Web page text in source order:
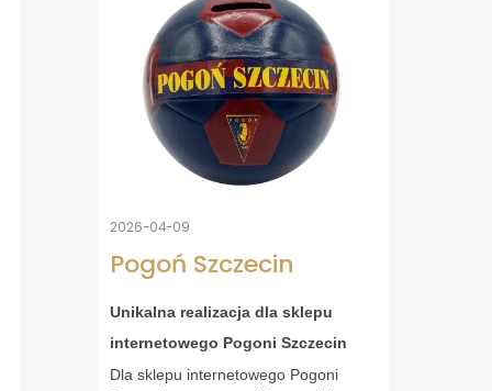
2026-04-09
Pogoń Szczecin
Unikalna realizacja dla sklepu
internetowego Pogoni Szczecin
Dla sklepu internetowego Pogoni